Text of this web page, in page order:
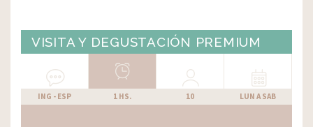
VISITA Y DEGUSTACIÓN PREMIUM
ING - ESP 1 HS. 10 LUN ASAB